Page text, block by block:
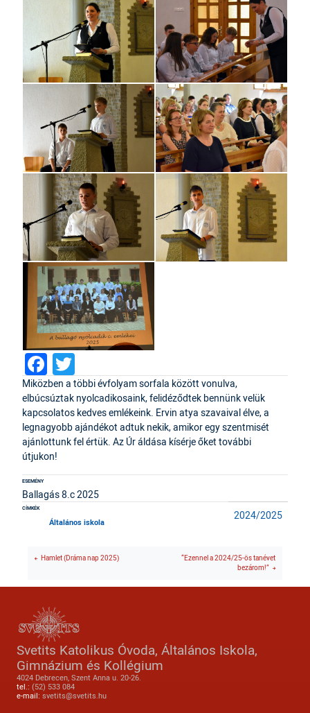
Facebook
Miközben a többi évfolyam sorfala között vonulva,
elbúcsúztak nyolcadikosaink, felidéződtek bennünk velük
kapcsolatos kedves emlékeink. Ervin atya szavaival élve, a
legnagyobb ajándékot adtuk nekik, amikor egy szentmisét
ajánlottunk fel értük. Az Úr áldása kísérje őket további
útjukon!
ESEMÉNY
Ballagás 8.c 2025
2024/2025
CÍMKÉK
Általános iskola
Hamlet (Dráma nap 2025)
“Ezennel a 2024/25-ös tanévet
bezárom!”
Svetits Katolikus Óvoda, Általános Iskola,
Gimnázium és Kollégium
4024 Debrecen, Szent Anna u. 20-26.
tel.: (52) 533 084
e-mail: svetits@svetits.hu